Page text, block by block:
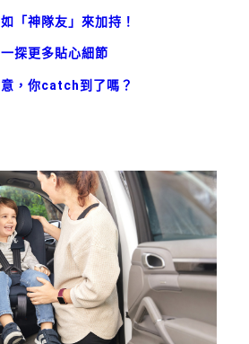
「神隊友」來加持！
探更多貼心細節
，你catch到了嗎？